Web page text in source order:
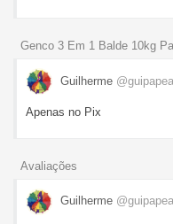
Genco 3 Em 1 Balde 10kg
Guilherme
Apenas no Pix
Avaliações
Guilherme